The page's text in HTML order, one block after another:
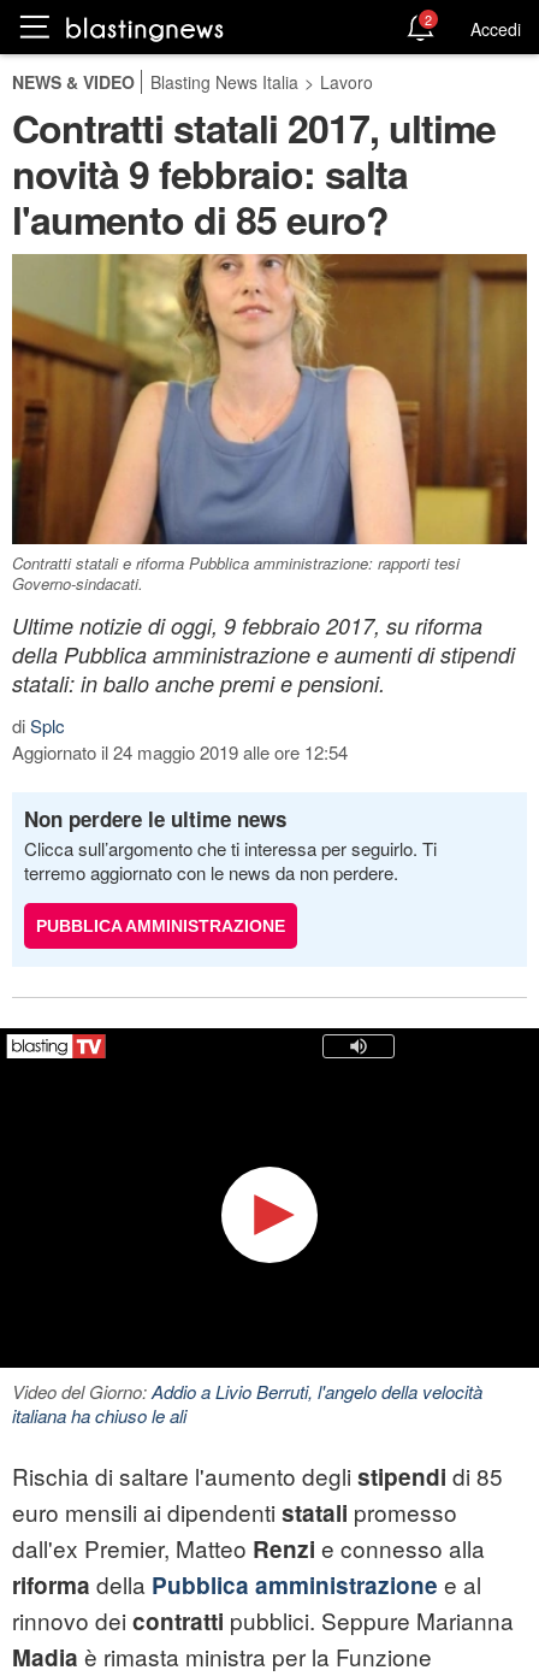
2 Accedi
NEWS & VIDEO Blasting News Italia > Lavoro
Contratti statali 2017, ultime
novità 9 febbraio: salta
l'aumento di 85 euro?
Contratti statali e riforma Pubblica amministrazione: rapporti tesi
Governo-sindacati.
Ultime notizie di oggi, 9 febbraio 2017, su riforma
della Pubblica amministrazione e aumenti di stipendi
statali: in ballo anche premi e pensioni.
diSplc
Aggiornato il 24 maggio 2019 alle ore 12:54
Non perdere le ultime news
Clicca sull’argomento che ti interessa per seguirlo. Ti
terremo aggiornato con le news da non perdere.
PUBBLICA AMMINISTRAZIONE
Video del Giorno:Addio a Livio Berruti, l'angelo della velocità
italiana ha chiuso le ali
Rischia di saltare l'aumento degli stipendi di 85
euro mensili ai dipendenti statali promesso
dall'ex Premier, Matteo Renzi e connesso alla
riforma della Pubblica amministrazione e al
rinnovo dei contratti pubblici. Seppure Marianna
Madia è rimasta ministra per la Funzione